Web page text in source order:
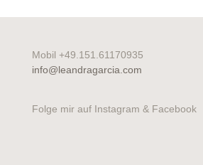
Mobil +49.151.61170935
info@leandragarcia.com
Folge mir auf Instagram & Facebook